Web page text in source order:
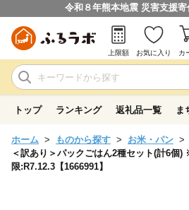
令和８年熊本地震 災害支援
上限額 お気に入り カ
トップ ランキング 返礼品一覧 ま
ホーム ものから探す お米・パン
＜訳あり＞パックごはん2種セット(計6個)
限:R7.12.3【1666991】